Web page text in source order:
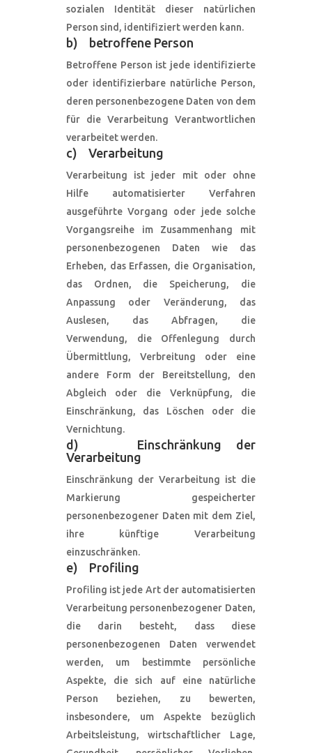
sozialen Identität dieser natürlichen
Person sind, identifiziert werden kann.
b) betroffene Person
Betroffene Person ist jede identifizierte
oder identifizierbare natürliche Person,
deren personenbezogene Daten von dem
für die Verarbeitung Verantwortlichen
verarbeitet werden.
c) Verarbeitung
Verarbeitung ist jeder mit oder ohne
Hilfe automatisierter Verfahren
ausgeführte Vorgang oder jede solche
Vorgangsreihe im Zusammenhang mit
personenbezogenen Daten wie das
Erheben, das Erfassen, die Organisation,
das Ordnen, die Speicherung, die
Anpassung oder Veränderung, das
Auslesen, das Abfragen, die
Verwendung, die Offenlegung durch
Übermittlung, Verbreitung oder eine
andere Form der Bereitstellung, den
Abgleich oder die Verknüpfung, die
Einschränkung, das Löschen oder die
Vernichtung.
d) Einschränkung der
Verarbeitung
Einschränkung der Verarbeitung ist die
Markierung gespeicherter
personenbezogener Daten mit dem Ziel,
ihre künftige Verarbeitung
einzuschränken.
e) Profiling
Profiling ist jede Art der automatisierten
Verarbeitung personenbezogener Daten,
die darin besteht, dass diese
personenbezogenen Daten verwendet
werden, um bestimmte persönliche
Aspekte, die sich auf eine natürliche
Person beziehen, zu bewerten,
insbesondere, um Aspekte bezüglich
Arbeitsleistung, wirtschaftlicher Lage,